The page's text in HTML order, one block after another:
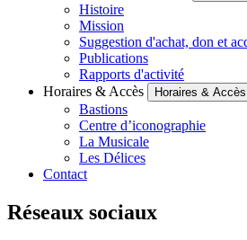
Histoire
Mission
Suggestion d'achat, don et
Publications
Rapports d'activité
Horaires & Accès
Horaires & Accès
Bastions
Centre d’iconographie
La Musicale
Les Délices
Contact
Réseaux sociaux